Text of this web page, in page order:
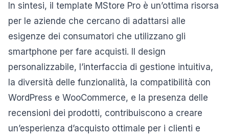
In sintesi, il template MStore Pro è un’ottima risorsa
per le aziende che cercano di adattarsi alle
esigenze dei consumatori che utilizzano gli
smartphone per fare acquisti. Il design
personalizzabile, l’interfaccia di gestione intuitiva,
la diversità delle funzionalità, la compatibilità con
WordPress e WooCommerce, e la presenza delle
recensioni dei prodotti, contribuiscono a creare
un’esperienza d’acquisto ottimale per i clienti e